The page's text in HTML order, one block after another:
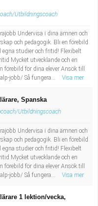
Utbildningscoach
Undervisa i dina ämnen och
och pedagogik. Bli en förebild
studier och fritid! Flexibelt
Mycket utvecklande och en
för dina elever Ansök till
jobb/ Så fungera...
Visa mer
Spanska
Utbildningscoach
Undervisa i dina ämnen och
och pedagogik. Bli en förebild
studier och fritid! Flexibelt
Mycket utvecklande och en
för dina elever Ansök till
jobb/ Så fungera...
Visa mer
1 lektion/vecka,